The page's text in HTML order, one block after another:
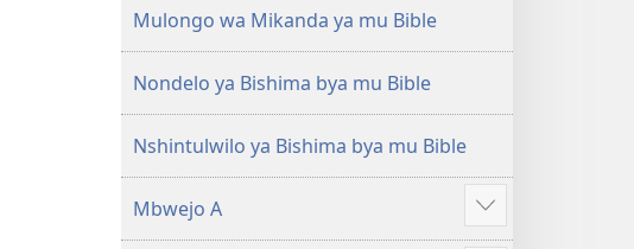
(Mulupulwe
mu
2018)
Ntanda
Mipya
(Mulupulwe
Mulongo wa Mikanda ya mu Bible
Nondelo ya Bishima bya mu Bible
Nshintulwilo ya Bishima bya mu Bible
Mbwejo A
Show